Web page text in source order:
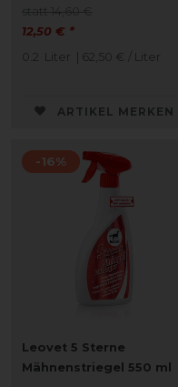
12,50 € *
0.2 Liter | 62,50 € / Liter
ARTIKEL MERKEN
-16%
Leovet 5 Sterne
Mähnenstriegel 550 ml